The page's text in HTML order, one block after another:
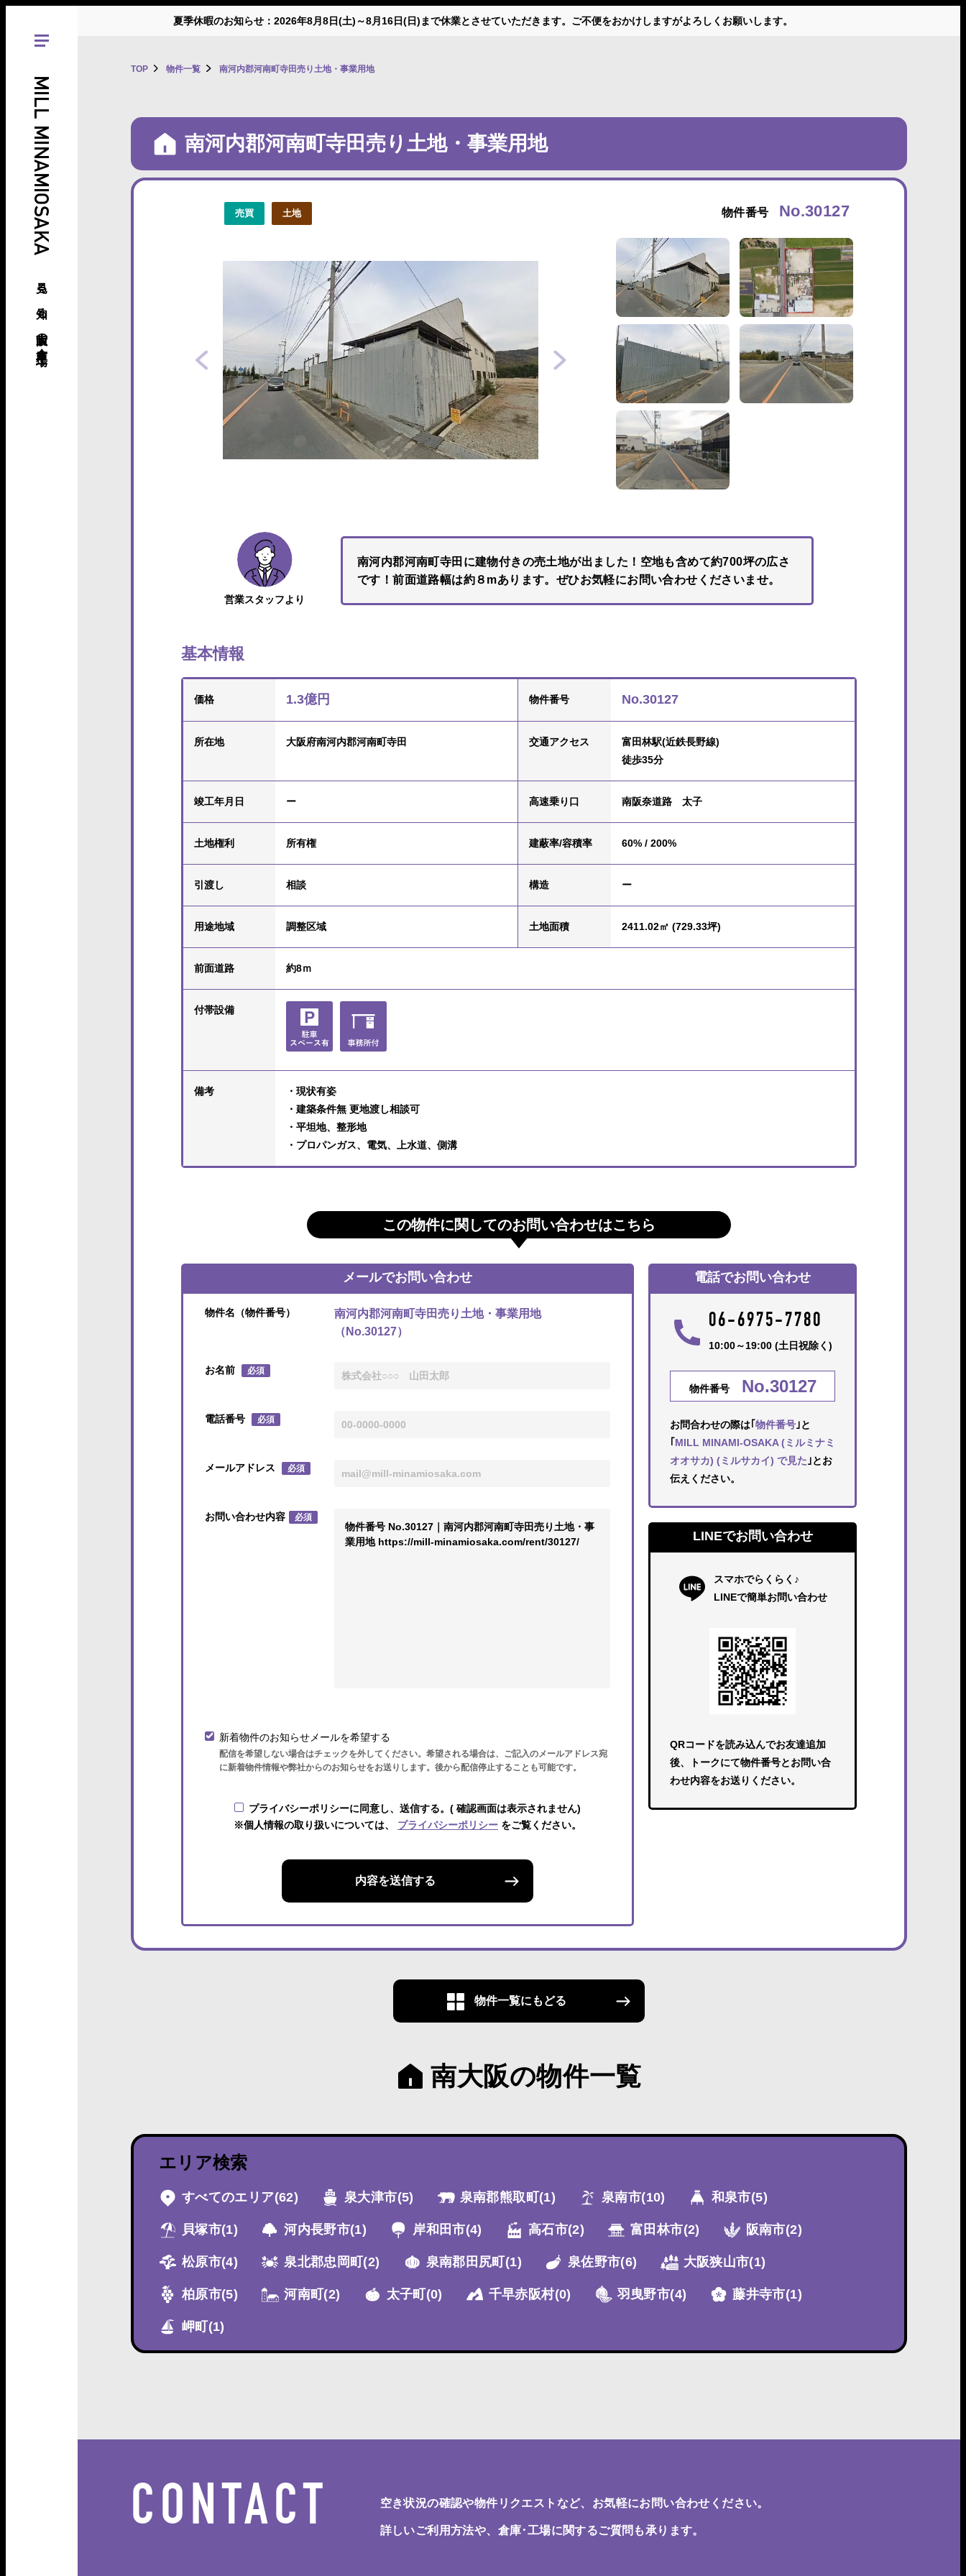
夏季休暇のお知らせ：2026年8月8日(土)～8月16日(日)まで休業とさせていただきます。ご不便をおかけしますがよろしくお願いします。
MILL MINAMIOSAKA
見る、知る、南大阪の倉庫･工場
TOP 物件一覧 南河内郡河南町寺田売り土地・事業用地
南河内郡河南町寺田売り土地・事業用地
売買 土地 物件番号 No.30127
営業スタッフより
南河内郡河南町寺田に建物付きの売土地が出ました！空地も含めて約700坪の広さ
です！前面道路幅は約８mあります。ぜひお気軽にお問い合わせくださいませ。
基本情報
価格 1.3億円 物件番号 No.30127
所在地 大阪府南河内郡河南町寺田 交通アクセス
富田林駅(近鉄長野線)
徒歩35分
竣工年月日 ー 高速乗り口 南阪奈道路 太子
土地権利 所有権 建蔽率/容積率 60% / 200%
引渡し 相談 構造 ー
用途地域 調整区域 土地面積 2411.02㎡ (729.33坪)
前面道路 約8ｍ
付帯設備
備考
・現状有姿
・建築条件無 更地渡し相談可
・平坦地、整形地
・プロパンガス、電気、上水道、側溝
この物件に関してのお問い合わせはこちら
メールでお問い合わせ
物件名（物件番号）
南河内郡河南町寺田売り土地・事業用地
（No.30127）
お名前 必須
電話番号 必須
メールアドレス 必須
お問い合わせ内容 必須
新着物件のお知らせメールを希望する
配信を希望しない場合はチェックを外してください。希望される場合は、ご記入のメールアドレス宛
に新着物件情報や弊社からのお知らせをお送りします。後から配信停止することも可能です。
プライバシーポリシーに同意し、送信する。( 確認画面は表示されません)
※個人情報の取り扱いについては、
プライバシーポリシー をご覧ください。
内容を送信する
電話でお問い合わせ
06-6975-7780
10:00～19:00 (土日祝除く)
物件番号 No.30127
お問合わせの際は｢ 物件番号 ｣と
MILL MINAMI-OSAKA (ミルミナミ
オオサカ) (ミルサカイ) で見た ｣とお
伝えください。
LINEでお問い合わせ
スマホでらくらく♪
LINEで簡単お問い合わせ
QRコードを読み込んでお友達追加
後、トークにて物件番号とお問い合
わせ内容をお送りください。
物件一覧にもどる
南大阪の物件一覧
エリア検索
すべてのエリア(62) 泉大津市(5) 泉南郡熊取町 (1) 泉南市(10) 和泉市(5)
貝塚市(1) 河内長野市(1) 岸和田市(4) 高石市(2) 富田林市(2) 阪南市(2)
松原市(4) 泉北郡忠岡町 (2) 泉南郡田尻町 (1) 泉佐野市(6) 大阪狭山市(1)
柏原市(5) 河南町 (2) 太子町 (0) 千早赤阪村(0) 羽曳野市(4) 藤井寺市(1)
岬町 (1)
CONTACT 空き状況の確認や物件リクエストなど、お気軽にお問い合わせください。
詳しいご利用方法や、倉庫･工場に関するご質問も承ります。